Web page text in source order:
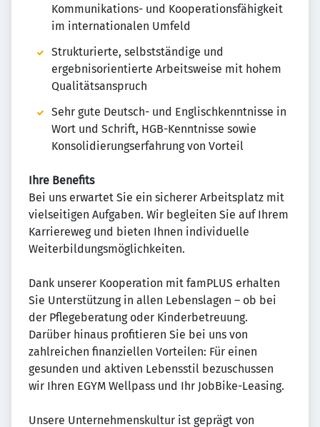
Kommunikations- und Kooperationsfähigkeit
im internationalen Umfeld
Strukturierte, selbstständige und
ergebnisorientierte Arbeitsweise mit hohem
Qualitätsanspruch
Sehr gute Deutsch- und Englischkenntnisse in
Wort und Schrift, HGB-Kenntnisse sowie
Konsolidierungserfahrung von Vorteil
Ihre Benefits
Bei uns erwartet Sie ein sicherer Arbeitsplatz mit
vielseitigen Aufgaben. Wir begleiten Sie auf Ihrem
Karriereweg und bieten Ihnen individuelle
Weiterbildungsmöglichkeiten.
Dank unserer Kooperation mit famPLUS erhalten
Sie Unterstützung in allen Lebenslagen – ob bei
der Pflegeberatung oder Kinderbetreuung.
Darüber hinaus profitieren Sie bei uns von
zahlreichen finanziellen Vorteilen: Für einen
gesunden und aktiven Lebensstil bezuschussen
wir Ihren EGYM Wellpass und Ihr JobBike-Leasing.
Unsere Unternehmenskultur ist geprägt von